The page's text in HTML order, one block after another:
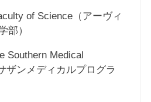
of Science（アーヴィ
部）
Southern Medical
ザンメディカルプログラ